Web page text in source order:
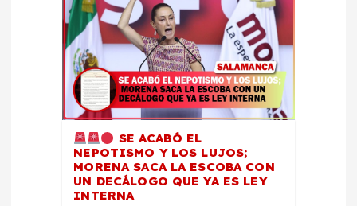
SE ACABÓ EL
NEPOTISMO Y LOS LUJOS;
MORENA SACA LA ESCOBA CON
UN DECÁLOGO QUE YA ES LEY
INTERNA